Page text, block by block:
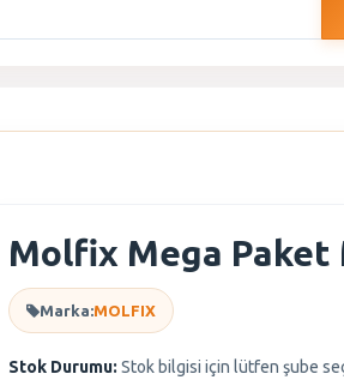
Molfix Mega Paket
Marka:MOLFIX
Stok Durumu: Stok bilgisi için lütfen şube